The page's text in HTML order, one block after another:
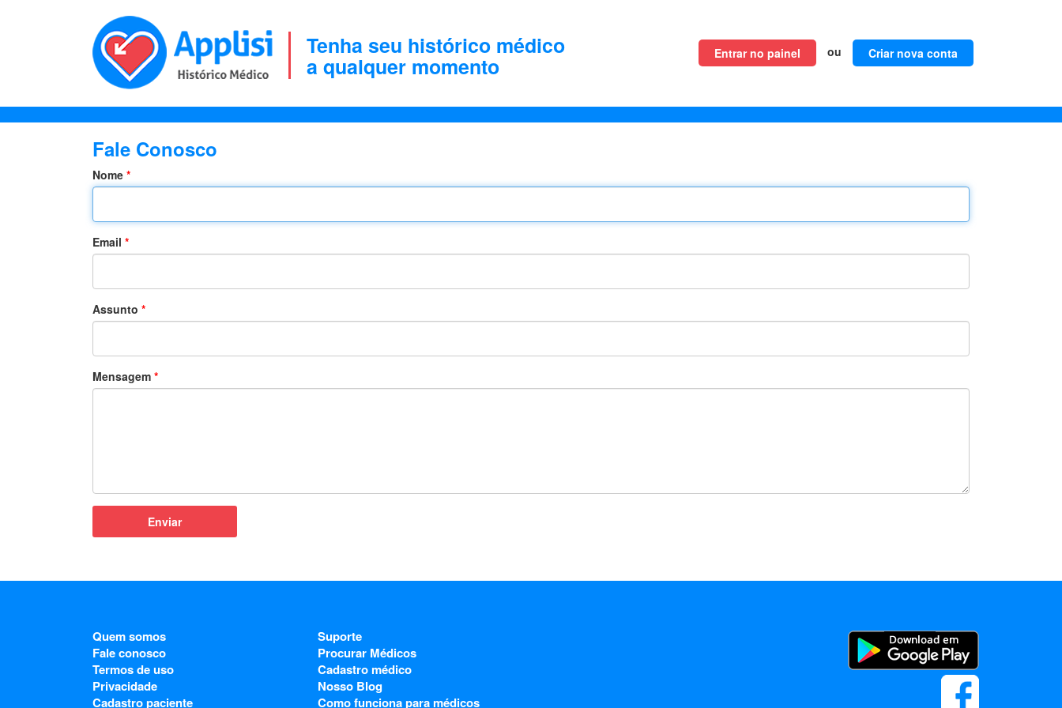
Tenha seu histórico médico
a qualquer momento Entrar no painel ou Criar nova conta
Fale Conosco
Nome
Email
Assunto
Mensagem
Enviar
Quem somos
Fale conosco
Termos de uso
Privacidade
Cadastro paciente
Suporte
Procurar Médicos
Cadastro médico
Nosso Blog
Como funciona para médicos